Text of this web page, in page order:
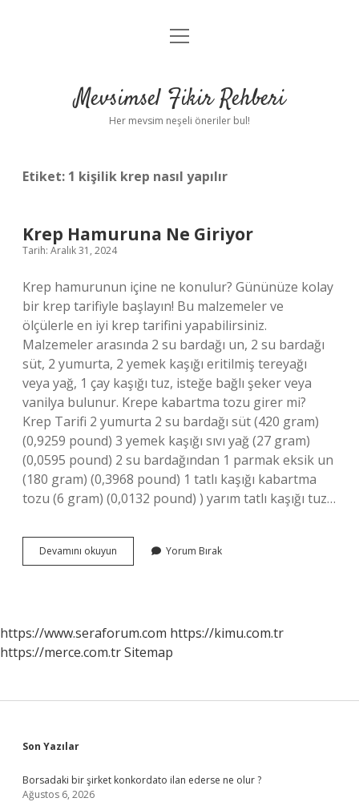
Anasayfa
Yasal Uyarı
menüyü
Mevsimsel Fikir Rehberi
Her mevsim neşeli öneriler bul!
Etiket: 1 kişilik krep nasıl yapılır
Krep Hamuruna Ne Giriyor
Tarih: Aralık 31, 2024
Krep hamurunun içine ne konulur? Gününüze kolay
bir krep tarifiyle başlayın! Bu malzemeler ve
ölçülerle en iyi krep tarifini yapabilirsiniz.
Malzemeler arasında 2 su bardağı un, 2 su bardağı
süt, 2 yumurta, 2 yemek kaşığı eritilmiş tereyağı
veya yağ, 1 çay kaşığı tuz, isteğe bağlı şeker veya
vanilya bulunur. Krepe kabartma tozu girer mi?
Krep Tarifi 2 yumurta 2 su bardağı süt (420 gram)
(0,9259 pound) 3 yemek kaşığı sıvı yağ (27 gram)
(0,0595 pound) 2 su bardağından 1 parmak eksik un
(180 gram) (0,3968 pound) 1 tatlı kaşığı kabartma
tozu (6 gram) (0,0132 pound) ) yarım tatlı kaşığı tuz…
Devamını okuyun
Hamuruna
Yorum Bırak
https://www.seraforum.com https://kimu.com.tr
https://merce.com.trSitemap
Sidebar
Son Yazılar
Borsadaki bir şirket konkordato ilan ederse ne olur ?
Ağustos 6, 2026